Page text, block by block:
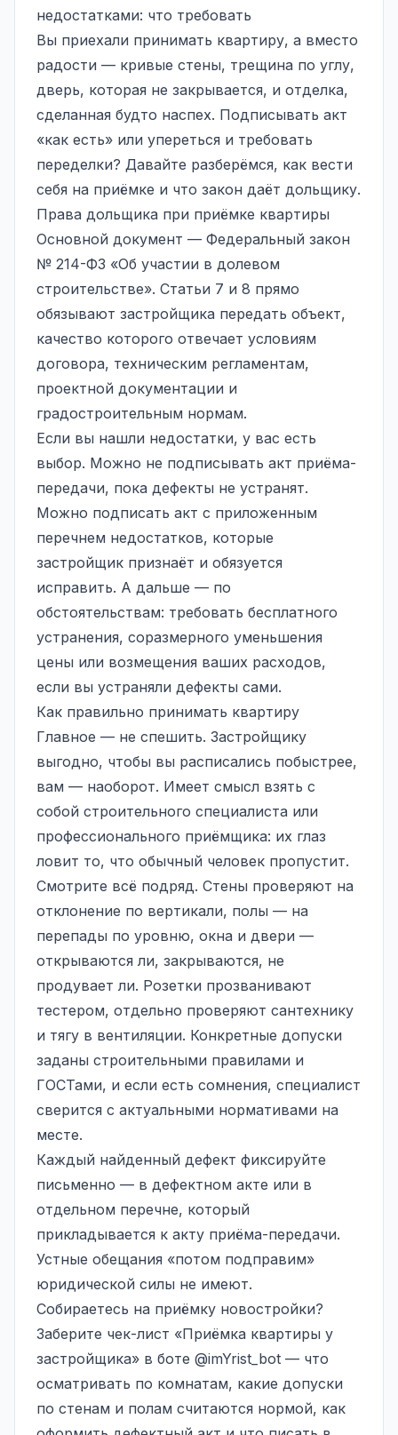
недостатками: что требовать
Вы приехали принимать квартиру, а вместо
радости — кривые стены, трещина по углу,
дверь, которая не закрывается, и отделка,
сделанная будто наспех. Подписывать акт
«как есть» или упереться и требовать
переделки? Давайте разберёмся, как вести
себя на приёмке и что закон даёт дольщику.
Права дольщика при приёмке квартиры
Основной документ — Федеральный закон
№ 214-ФЗ «Об участии в долевом
строительстве». Статьи 7 и 8 прямо
обязывают застройщика передать объект,
качество которого отвечает условиям
договора, техническим регламентам,
проектной документации и
градостроительным нормам.
Если вы нашли недостатки, у вас есть
выбор. Можно не подписывать акт приёма-
передачи, пока дефекты не устранят.
Можно подписать акт с приложенным
перечнем недостатков, которые
застройщик признаёт и обязуется
исправить. А дальше — по
обстоятельствам: требовать бесплатного
устранения, соразмерного уменьшения
цены или возмещения ваших расходов,
если вы устраняли дефекты сами.
Как правильно принимать квартиру
Главное — не спешить. Застройщику
выгодно, чтобы вы расписались побыстрее,
вам — наоборот. Имеет смысл взять с
собой строительного специалиста или
профессионального приёмщика: их глаз
ловит то, что обычный человек пропустит.
Смотрите всё подряд. Стены проверяют на
отклонение по вертикали, полы — на
перепады по уровню, окна и двери —
открываются ли, закрываются, не
продувает ли. Розетки прозванивают
тестером, отдельно проверяют сантехнику
и тягу в вентиляции. Конкретные допуски
заданы строительными правилами и
ГОСТами, и если есть сомнения, специалист
сверится с актуальными нормативами на
месте.
Каждый найденный дефект фиксируйте
письменно — в дефектном акте или в
отдельном перечне, который
прикладывается к акту приёма-передачи.
Устные обещания «потом подправим»
юридической силы не имеют.
Собираетесь на приёмку новостройки?
Заберите чек-лист «Приёмка квартиры у
застройщика» в боте @imYrist_bot — что
осматривать по комнатам, какие допуски
по стенам и полам считаются нормой, как